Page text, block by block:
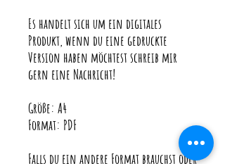
Es handelt sich um ein digitales
Produkt, wenn du eine gedruckte
Version haben möchtest schreib mir
gern eine Nachricht!
Größe: A4
Format: PDF
Falls du ein andere Format brauchst oder